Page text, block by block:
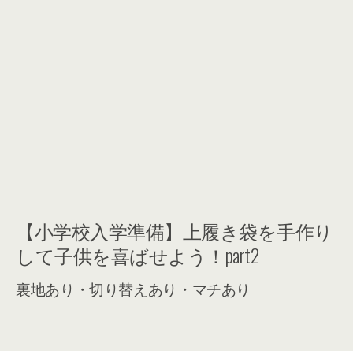
【小学校入学準備】上履き袋を手作り
して子供を喜ばせよう！part2
裏地あり・切り替えあり・マチあり